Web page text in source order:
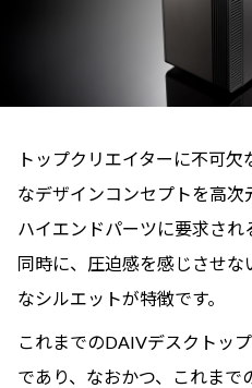
トップクリエイターに不可
なデザインコンセプトを高次
ハイエンドパーツに要求さ
同時に、圧迫感を感じさせな
なシルエットが特徴です。
これまでのDAIVデスクトッ
であり、なおかつ、これま